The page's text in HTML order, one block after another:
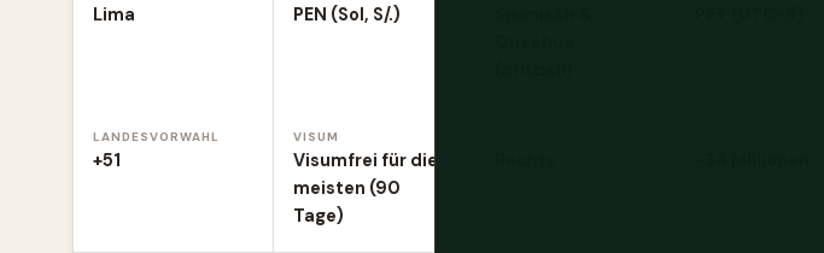
Lima PEN (Sol, S/.)
LANDESVORWAHL
+51
VISUM
Visumfrei für die
meisten (90
Tage)